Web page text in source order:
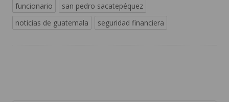
funcionario
san pedro sacatepéquez
noticias de guatemala
seguridad financiera